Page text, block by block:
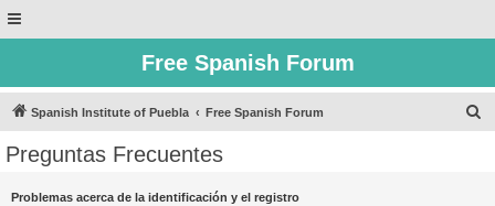
Free Spanish Forum
Spanish Institute of Puebla Free Spanish Forum
Preguntas Frecuentes
Problemas acerca de la identificación y el registro